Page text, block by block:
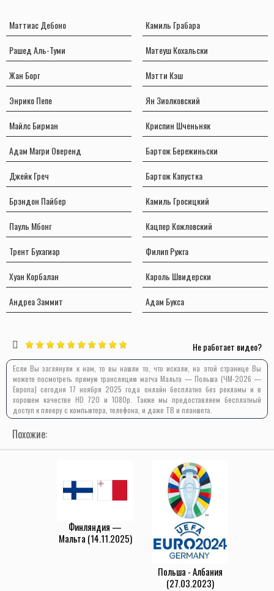
Маттиас Дебоно
Рашед Аль-Туми
Жан Борг
Энрико Пепе
Майлс Бирман
Адам Магри Оверенд
Джейк Греч
Брэндон Пайбер
Пауль Мбонг
Трент Бухагиар
Хуан Корбалан
Андреа Заммит
Камиль Грабара
Матеуш Кохальски
Мэтти Кэш
Ян Зиолковский
Криспин Шченьняк
Бартож Бережиньски
Бартож Капустка
Камиль Гросицкий
Кацпер Кожловский
Филип Ружга
Кароль Швидерски
Адам Букса
Не работает видео?
Если Вы заглянули к нам, то вы нашли то, что искали, на этой странице Вы
можете посмотреть прямую трансляцию матча Мальта — Польша (ЧМ-2026 —
Европа) сегодня 17 ноября 2025 года онлайн бесплатно без рекламы и в
хорошем качестве HD 720 и 1080p. Также мы предоставляем бесплатный
доступ к плееру с компьютера, телефона, и даже ТВ и планшета.
Похожие:
Финляндия —
Мальта (14.11.2025)
Польша - Албания
(27.03.2023)